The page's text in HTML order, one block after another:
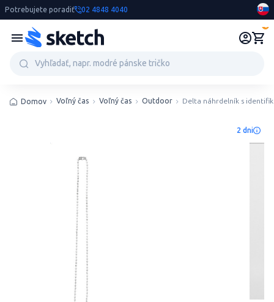
Potrebujete poradiť 02 4848 4040
Domov Voľný čas Voľný čas Outdoor Delta náhrdelník s
2 dni